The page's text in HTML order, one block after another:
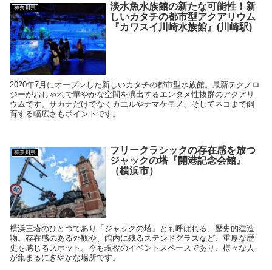
神奈川県
淡水魚水族館の新たな可能性！新
しいカタチの都市型アクアリウム
『カワスイ川崎水族館』(川崎駅)
2020年7月にオープンした新しいカタチの都市型水族館。最新テクノロ
ジーがおしゃれで華やかな空間を演出するエンタメ性抜群のアクアリ
ウムです。サカナだけでなくカエルやナマケモノ、そしてネコまで飼
育する幅広さもポイントです。
神奈川県
フリークラシックの存在感を放つ
ジャックの塔『開港記念会館』
（横浜市）
横浜三塔のひとつであり「ジャックの塔」とも呼ばれる、歴史的建造
物。存在感のある外観や、館内に残るステンドグラスなど、重厚な歴
史を感じるスポット。今も現役のイベントスペースであり、様々な人
が集まるにぎやかな場所です。